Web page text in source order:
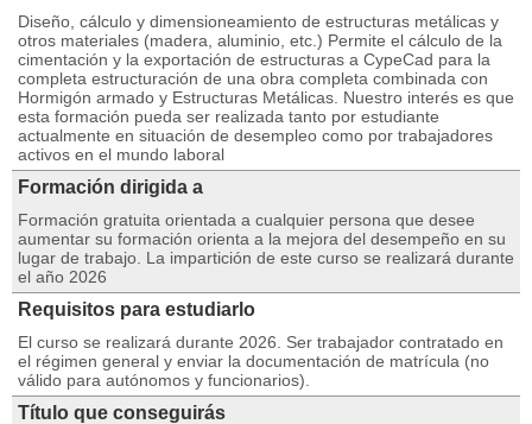
Diseño, cálculo y dimensioneamiento de estructuras metálicas y
otros materiales (madera, aluminio, etc.) Permite el cálculo de la
cimentación y la exportación de estructuras a CypeCad para la
completa estructuración de una obra completa combinada con
Hormigón armado y Estructuras Metálicas. Nuestro interés es que
esta formación pueda ser realizada tanto por estudiante
actualmente en situación de desempleo como por trabajadores
activos en el mundo laboral
Formación dirigida a
Formación gratuita orientada a cualquier persona que desee
aumentar su formación orienta a la mejora del desempeño en su
lugar de trabajo. La impartición de este curso se realizará durante
el año 2026
Requisitos para estudiarlo
El curso se realizará durante 2026. Ser trabajador contratado en
el régimen general y enviar la documentación de matrícula (no
válido para autónomos y funcionarios).
Título que conseguirás